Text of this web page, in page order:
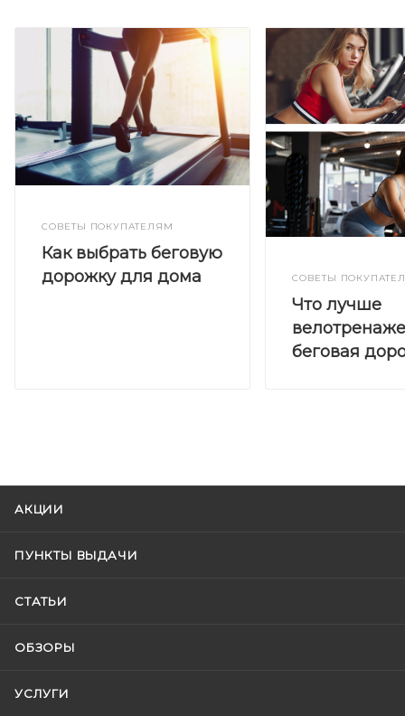
СОВЕТЫ ПОКУПАТЕЛЯМ
Как выбрать беговую
дорожку для дома
СОВЕТЫ
Что лучше
беговая
АКЦИИ
ПУНКТЫ ВЫДАЧИ
СТАТЬИ
ОБЗОРЫ
УСЛУГИ